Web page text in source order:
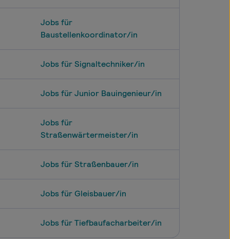
Jobs für
Baustellenkoordinator/in
Jobs für Signaltechniker/in
Jobs für Junior Bauingenieur/in
Jobs für
Straßenwärtermeister/in
Jobs für Straßenbauer/in
Jobs für Gleisbauer/in
Jobs für Tiefbaufacharbeiter/in